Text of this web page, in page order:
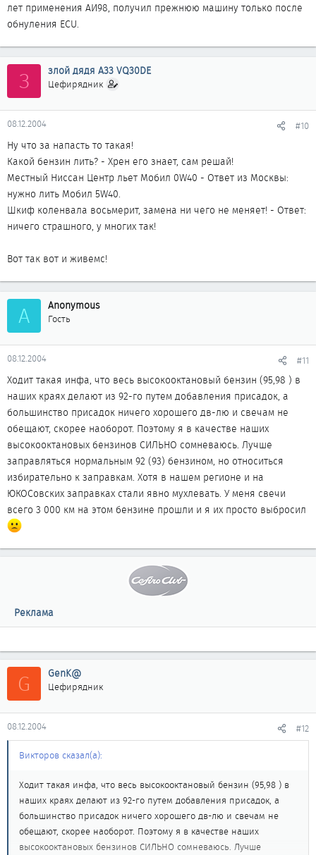
лет применения АИ98, получил прежнюю машину только после
обнуления ЕСU.
З злой дядя A33 VQ30DE
Цефирядник
08.12.2004 #10
Ну что за напасть то такая!
Какой бензин лить? - Хрен его знает, сам решай!
Местный Ниссан Центр льет Мобил 0W40 - Ответ из Москвы:
нужно лить Мобил 5W40.
Шкиф коленвала восьмерит, замена ни чего не меняет! - Ответ:
ничего страшного, у многих так!
Вот так вот и живемс!
A Anonymous
Гость
08.12.2004 #11
Ходит такая инфа, что весь высокооктановый бензин (95,98 ) в
наших краях делают из 92-го путем добавления присадок, а
большинство присадок ничего хорошего дв-лю и свечам не
обещают, скорее наоборот. Поэтому я в качестве наших
высокооктановых бензинов СИЛЬНО сомневаюсь. Лучше
заправляться нормальным 92 (93) бензином, но относиться
избирательно к заправкам. Хотя в нашем регионе и на
ЮКОСовских заправках стали явно мухлевать. У меня свечи
всего 3 000 км на этом бензине прошли и я их просто выбросил
Реклама
G GenK@
Цефирядник
08.12.2004 #12
Викторов сказал(а):
Ходит такая инфа, что весь высокооктановый бензин (95,98 ) в
наших краях делают из 92-го путем добавления присадок, а
большинство присадок ничего хорошего дв-лю и свечам не
обещают, скорее наоборот. Поэтому я в качестве наших
высокооктановых бензинов СИЛЬНО сомневаюсь. Лучше